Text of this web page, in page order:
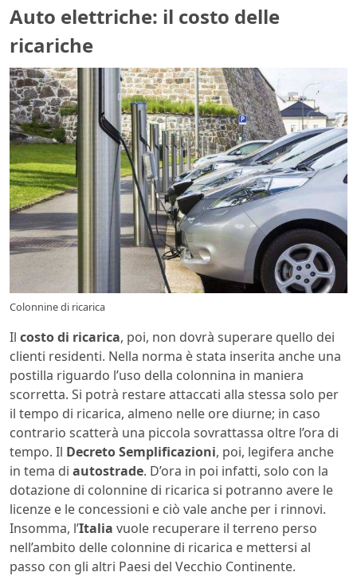
Auto elettriche: il costo delle
ricariche
Colonnine di ricarica
Il costo di ricarica, poi, non dovrà superare quello dei
clienti residenti. Nella norma è stata inserita anche una
postilla riguardo l’uso della colonnina in maniera
scorretta. Si potrà restare attaccati alla stessa solo per
il tempo di ricarica, almeno nelle ore diurne; in caso
contrario scatterà una piccola sovrattassa oltre l’ora di
tempo. Il Decreto Semplificazioni, poi, legifera anche
in tema di autostrade. D’ora in poi infatti, solo con la
dotazione di colonnine di ricarica si potranno avere le
licenze e le concessioni e ciò vale anche per i rinnovi.
Insomma, l’Italia vuole recuperare il terreno perso
nell’ambito delle colonnine di ricarica e mettersi al
passo con gli altri Paesi del Vecchio Continente.